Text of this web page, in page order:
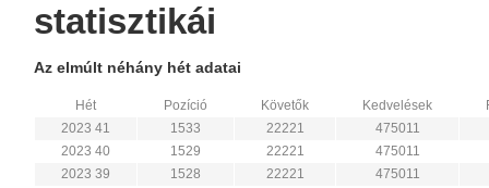
statisztikái
Az elmúlt néhány hét adatai
Hét Pozíció Követők Kedvelések
2023 41
1533 22221
475011
2023 40
1529 22221
475011
2023 39
1528 22221
475011